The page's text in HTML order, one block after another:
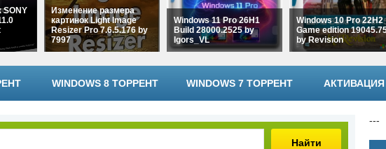
SONY
Изменение размера
картинок Light Image
Resizer Pro 7.6.5.176 by
7997
Windows 11 Pro 26H1
Build 28000.2525 by
Igors_VL
Windows 10 Pro 22H2
Game edition
by Revision
WINDOWS 8 ТОРРЕНТ WINDOWS 7 ТОРРЕНТ АКТИВАЦИЯ
Найти
---